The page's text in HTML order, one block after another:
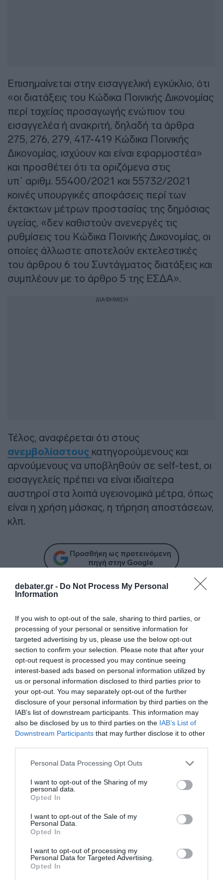
debater.gr - Do Not Process My Personal
Information
If you wish to opt-out of the sale, sharing to third parties, or
processing of your personal or sensitive information for
targeted advertising by us, please use the below opt-out
section to confirm your selection. Please note that after your
opt-out request is processed you may continue seeing
interest-based ads based on personal information utilized by
us or personal information disclosed to third parties prior to
your opt-out. You may separately opt-out of the further
disclosure of your personal information by third parties on the
IAB’s list of downstream participants. This information may
also be disclosed by us to third parties on the IAB’s List of
Downstream Participants that may further disclose it to other
Please note that this website/app uses one or more Google
not limited to your visit or usage behaviour. You may click to
grant or deny consent to Google and its third-party tags to
use your data for below specified purposes in below Google
consent section.
Personal Data Processing Opt Outs
I want to opt-out of the Sharing of my
personal data.
Opted In
I want to opt-out of the Sale of my
Personal Data.
Opted In
I want to opt-out of processing my
Personal Data for Targeted Advertising.
Opted In
Επισημαίνεται στην εισαγγελική εγκύκλιο, ότι
«οι διατάξεις του Κώδικα Ποινικής Δικονομίας
περί ταχείας προσαγωγής ενώπιον του
εισαγγελέα ή ανακριτή, δηλαδή τα άρθρα
275, 276, 279, 417-419 Κώδικα Ποινικής
Δικονομίας, ισχύουν και είναι εφαρμοστέα»
και προσθέτει ότι τα οριζόμενα στις
υπ΄ αριθμ. 55400/2021 και 55732/2021
κοινές υπουργικές αποφάσεις περί των
έκτακτων μέτρων προστασίας της δημόσιας
υγείας, «δεν καθιστούν ανενεργές τις
ρυθμίσεις του Κώδικα Ποινικής Δικονομίας, οι
οποίες άλλωστε αποτελούν εκτελεστικές
του άρθρου 6 του Συντάγματος διατάξεις και
συμπλέουν με το άρθρο 5 της ΕΣΔΑ».
ΔΙΑΦΗΜΙΣΗ
Τέλος, αναφέρεται ότι στους
ανεμβολίαστους κατηγορούμενους και
αρνούμενους να υποβληθούν σε self-test, οι
εισαγγελείς πρέπει να είναι ιδιαίτερα
αυστηροί στα λοιπά υγειονομικά μέτρα, όπως
είναι η χρήση μάσκας, η τήρηση αποστάσεων,
κλπ.
Προσθήκη ως προτεινόμενη
πηγή στην Google
και μάθετε πρώτοι όλες τις ειδήσεις
Share Tweet
ΑΝΤΙΕΜΒΟΛΙΑΣΤΕΣ ΑΡΕΙΟΣ ΠΑΓΟΣ
ΑΡΝΗΤΕΣ ΕΜΒΟΛΙΩΝ
ΒΑΣΙΛΗΣ ΠΛΙΩΤΑΣ
ΕΜΒΟΛΙΟ ΚΟΡΟΝΟΙΟΥ
ΚΟΡΟΝΟΙΟΣ
ΣΧΟΛΙΑ